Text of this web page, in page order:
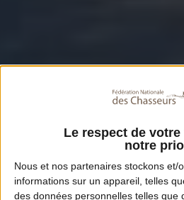
Le respect de
notre
Nous et nos partenaires stockons et/
informations sur un appareil, telles
des données personnelles telles que